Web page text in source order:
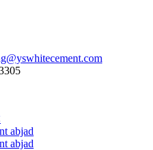
abjad
abjad